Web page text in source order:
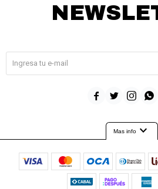
   
Mas infoexpand_more